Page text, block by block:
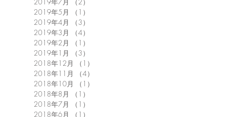
2019年5月
（1）
2019年4月
（3）
2019年3月
（4）
2019年2月
（1）
2019年1月
（3）
2018年12月
（1）
2018年11月
（4）
2018年10月
（1）
2018年8月
（1）
2018年7月
（1）
2018年6月
（1）